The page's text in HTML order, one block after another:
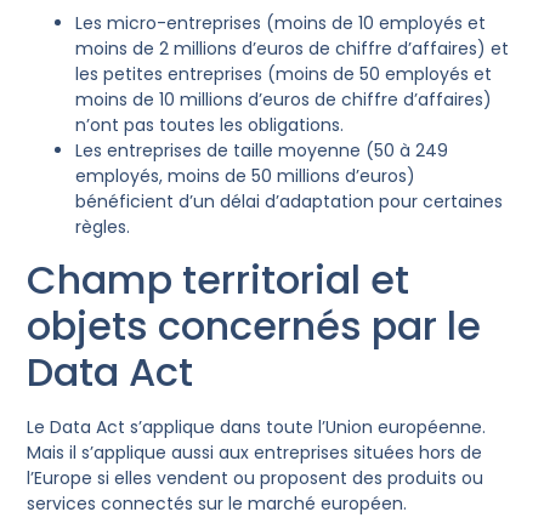
Les micro-entreprises (moins de 10 employés et
moins de 2 millions d’euros de chiffre d’affaires) et
les petites entreprises (moins de 50 employés et
moins de 10 millions d’euros de chiffre d’affaires)
n’ont pas toutes les obligations.
Les entreprises de taille moyenne (50 à 249
employés, moins de 50 millions d’euros)
bénéficient d’un délai d’adaptation pour certaines
règles.
Champ territorial et
objets concernés par le
Data Act
Le Data Act s’applique dans toute l’Union européenne.
Mais il s’applique aussi aux entreprises situées hors de
l’Europe si elles vendent ou proposent des produits ou
services connectés sur le marché européen.